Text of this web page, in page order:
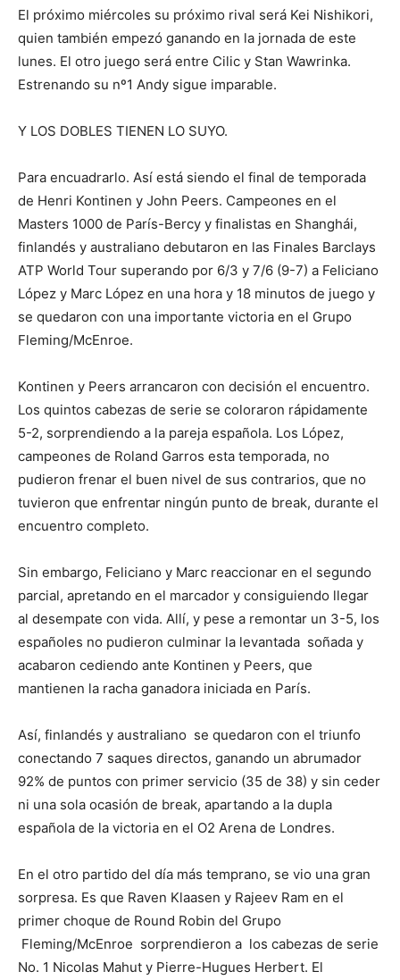
El próximo miércoles su próximo rival será Kei Nishikori,
quien también empezó ganando en la jornada de este
lunes. El otro juego será entre Cilic y Stan Wawrinka.
Estrenando su nº1 Andy sigue imparable.
Y LOS DOBLES TIENEN LO SUYO.
Para encuadrarlo. Así está siendo el final de temporada
de Henri Kontinen y John Peers. Campeones en el
Masters 1000 de París-Bercy y finalistas en Shanghái,
finlandés y australiano debutaron en las Finales Barclays
ATP World Tour superando por 6/3 y 7/6 (9-7) a Feliciano
López y Marc López en una hora y 18 minutos de juego y
se quedaron con una importante victoria en el Grupo
Fleming/McEnroe.
Kontinen y Peers arrancaron con decisión el encuentro.
Los quintos cabezas de serie se coloraron rápidamente
5-2, sorprendiendo a la pareja española. Los López,
campeones de Roland Garros esta temporada, no
pudieron frenar el buen nivel de sus contrarios, que no
tuvieron que enfrentar ningún punto de break, durante el
encuentro completo.
Sin embargo, Feliciano y Marc reaccionar en el segundo
parcial, apretando en el marcador y consiguiendo llegar
al desempate con vida. Allí, y pese a remontar un 3-5, los
españoles no pudieron culminar la levantada soñada y
acabaron cediendo ante Kontinen y Peers, que
mantienen la racha ganadora iniciada en París.
Así, finlandés y australiano se quedaron con el triunfo
conectando 7 saques directos, ganando un abrumador
92% de puntos con primer servicio (35 de 38) y sin ceder
ni una sola ocasión de break, apartando a la dupla
española de la victoria en el O2 Arena de Londres.
En el otro partido del día más temprano, se vio una gran
sorpresa. Es que Raven Klaasen y Rajeev Ram en el
primer choque de Round Robin del Grupo
Fleming/McEnroe sorprendieron a los cabezas de serie
No. 1 Nicolas Mahut y Pierre-Hugues Herbert. El